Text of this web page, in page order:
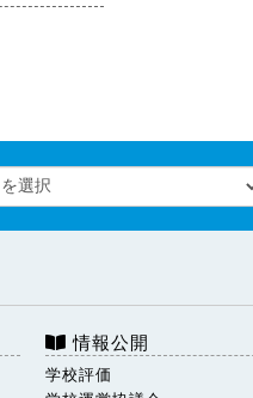
情報公開
学校評価